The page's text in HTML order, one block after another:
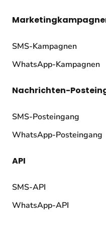
SMS-Kampagnen
WhatsApp-Kampagnen
Nachrichten-
SMS-Posteingang
WhatsApp-Posteingang
API
SMS-API
WhatsApp-API